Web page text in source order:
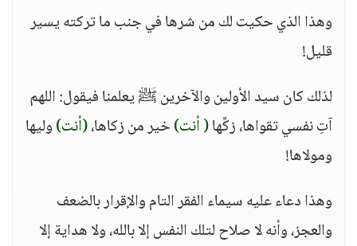
وهذا الذي حكيت لك من شرها في جنب ما تركته يسير
قليل!
لذلك كان سيد الأولين والآخرين ﷺ يعلمنا فيقول: اللهم
آتِ نفسي تقواها، زكِّها( أنت)خير من زكاها،(أنت)وليها
ومولاها!
وهذا دعاء عليه سيماء الفقر التام والإقرار بالضعف
والعجز، وأنه لا صلاح لتلك النفس إلا بالله، ولا هداية إلا